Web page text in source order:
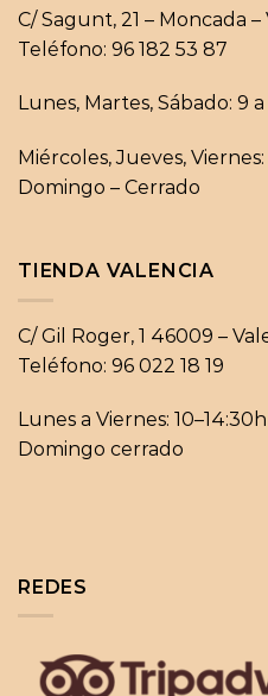
C/ Sagunt, 21 – Moncada –
Teléfono: 96 182 53 87
Lunes, Martes, Sábado: 9 a
Miércoles, Jueves, Viernes:
Domingo – Cerrado
TIENDA VALENCIA
C/ Gil Roger, 1 46009 –
Teléfono: 96 022 18 19
Lunes a Viernes:
Domingo cerrado
REDES